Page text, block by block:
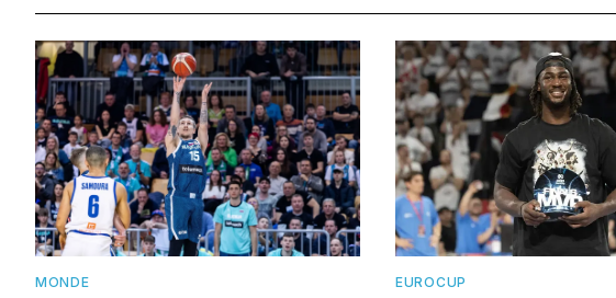
MONDE EUROCUP